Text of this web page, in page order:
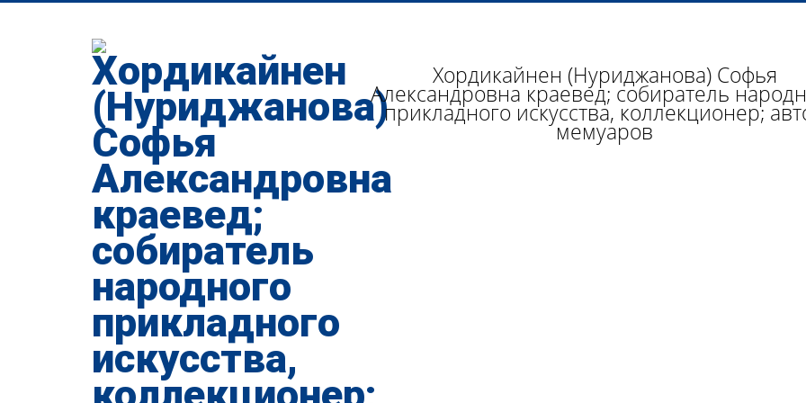
Хордикайнен (Нуриджанова) Софья
Александровна краевед; собиратель
прикладного искусства, коллекционер;
мемуаров